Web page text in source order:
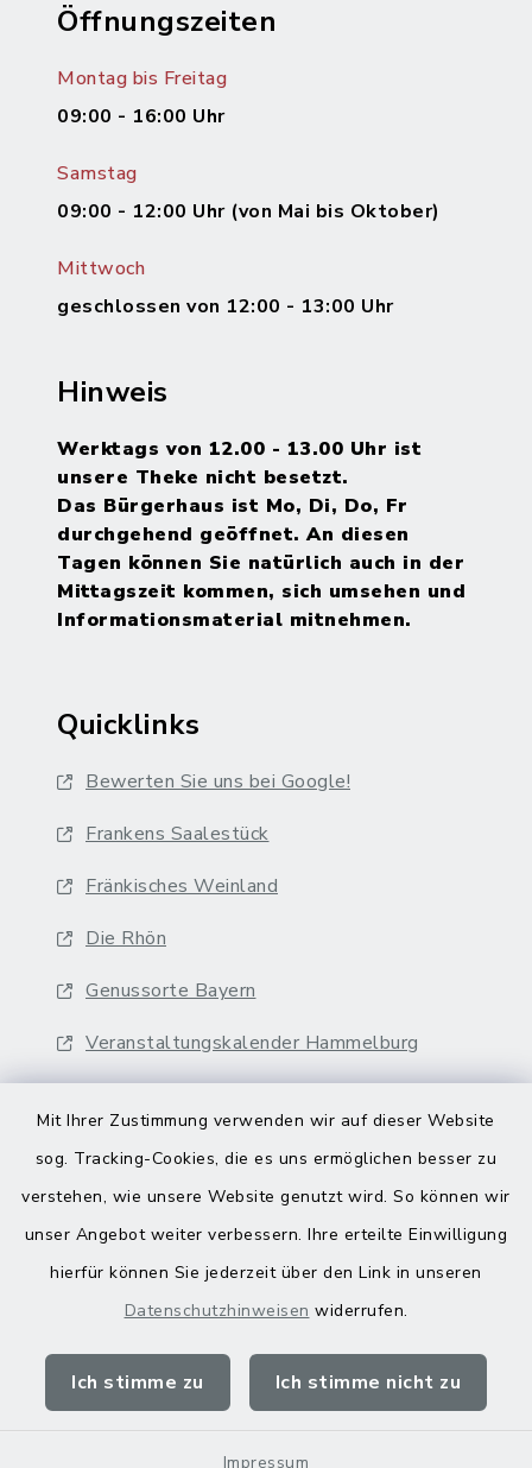
Mit Ihrer Zustimmung verwenden wir auf dieser Website
sog. Tracking-Cookies, die es uns ermöglichen besser zu
verstehen, wie unsere Website genutzt wird. So können wir
unser Angebot weiter verbessern. Ihre erteilte Einwilligung
hierfür können Sie jederzeit über den Link in unseren
Datenschutzhinweisen widerrufen.
Ich stimme zu Ich stimme nicht zu
Impressum
Öffnungszeiten
Montag bis Freitag
09:00 - 16:00 Uhr
Samstag
09:00 - 12:00 Uhr (von Mai bis Oktober)
Mittwoch
geschlossen von 12:00 - 13:00 Uhr
Hinweis
Werktags von 12.00 - 13.00 Uhr ist
unsere Theke nicht besetzt.
Das Bürgerhaus ist Mo, Di, Do, Fr
durchgehend geöffnet. An diesen
Tagen können Sie natürlich auch in der
Mittagszeit kommen, sich umsehen und
Informationsmaterial mitnehmen.
Quicklinks
Bewerten Sie uns bei Google!
Frankens Saalestück
Fränkisches Weinland
Die Rhön
Genussorte Bayern
Veranstaltungskalender Hammelburg
Barrierefreiheit
Impressum